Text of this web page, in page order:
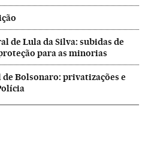
de Lula da Silva: subidas de
para as minorias
Bolsonaro: privatizações e